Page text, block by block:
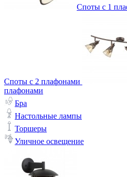
Споты с 1
Споты с 2 плафонами
плафонами
Бра
Настольные лампы
Торшеры
Уличное освещение